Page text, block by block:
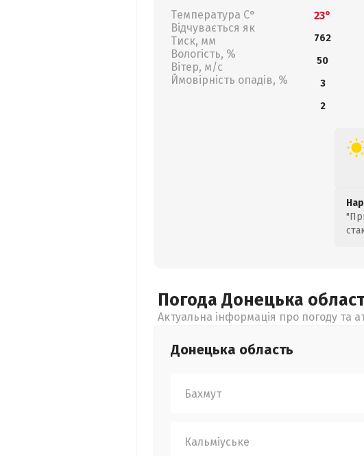
Температура С°
Відчувається як
Тиск, мм
Вологість, %
Вітер, м/с
Ймовірність опадів, %
23°
762
50
3
2
Погода Донецька
Актуальна інформація про погоду та
Донецька область
Бахмут
Кальміуське